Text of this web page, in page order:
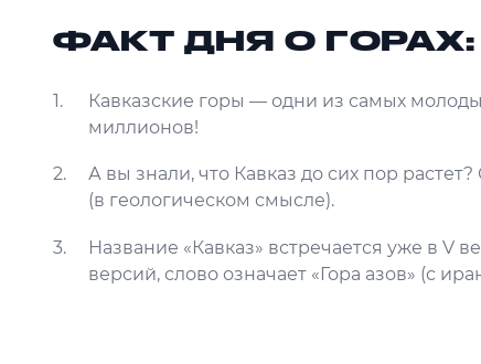
ФАКТ ДНЯ О ГОРАХ:
Кавказские горы — одни из самых
миллионов!
А вы знали, что Кавказ до сих пор
(в геологическом смысле).
Название «Кавказ» встречается уже в V
версий, слово означает «Гора азов» (с